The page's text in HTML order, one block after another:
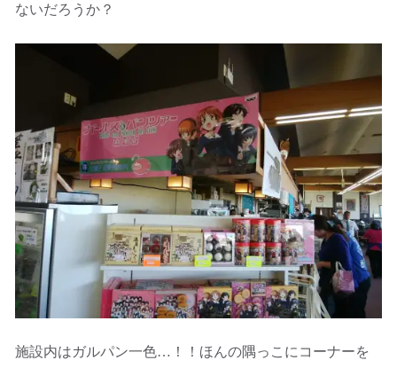
ないだろうか？
施設内はガルパン一色…！！ほんの隅っこにコーナーを